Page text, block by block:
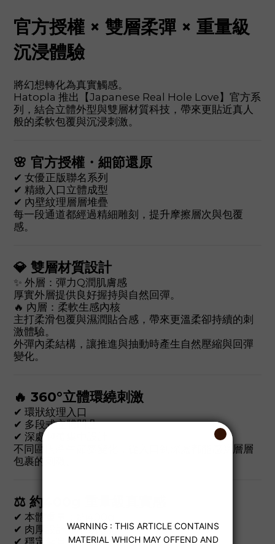
官方授權 × 雙層柔彈 × 重量級
沉浸體驗
將幻想轉化為真實觸感。
Hatopla 推出【Japanese Real Hole Love】官方系
列，結合立體外型與雙層材質科技，帶來更貼近真人
般的柔軟包覆與沉浸刺激。
🌸 官方授權・細節還原
✔ 女優正版聯名系列
✔ 精緻入口立體成型
✔ 內壁紋理層層堆疊
每一段通道都經過精細雕刻，提升摩擦層次與包覆
感。
💎 雙層材質設計
✨ 外層：彈力Q潤肌膚感
厚實外層提供良好握持與自然回彈。
🔥 內層：柔軟生感內核
主打柔滑包覆與濕潤貼合感，帶來更溫柔卻持續的刺
激體驗。
外彈內柔結構，讓推進與抽動時產生自然壓縮與回彈
變化。
🔥 360°立體環繞刺激
✔ 環狀紋理入口
✔ 多段式立體凹凸
✔ 深處包覆集中設計
不同區段產生節奏變化，從入口到深處都能感受層層
包裹的刺激。
⚖ 約400g 重量級真實感
✔ 本體重量：約400g
✔ 肉厚設計，不易變形
✔ 穩定紮實，提升沉浸感